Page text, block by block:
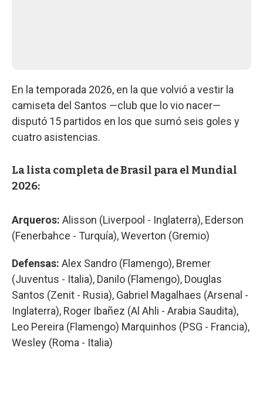
En la temporada 2026, en la que volvió a vestir la
camiseta del Santos —club que lo vio nacer—
disputó 15 partidos en los que sumó seis goles y
cuatro asistencias.
La lista completa de Brasil para el Mundial
2026:
Arqueros: Alisson (Liverpool - Inglaterra), Ederson
(Fenerbahce - Turquía), Weverton (Gremio)
Defensas: Alex Sandro (Flamengo), Bremer
(Juventus - Italia), Danilo (Flamengo), Douglas
Santos (Zenit - Rusia), Gabriel Magalhaes (Arsenal -
Inglaterra), Roger Ibañez (Al Ahli - Arabia Saudita),
Leo Pereira (Flamengo) Marquinhos (PSG - Francia),
Wesley (Roma - Italia)